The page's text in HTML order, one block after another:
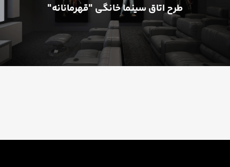
طرح اتاق سینما خانگی "قهرمانانه"